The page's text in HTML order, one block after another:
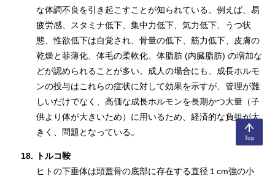
な体調不良を引き起こすことが知られている。例えば、易
疲労感、スタミナ低下、集中力低下、気力低下、うつ状
態、性欲低下は自覚され、骨量の低下、筋力低下、皮膚の
乾燥と菲薄化、体毛の柔軟化、体脂肪 (内臓脂肪) の増加な
どが認められることが多い。成人の場合にも、成長ホルモ
ンの投与はこれらの症状に対して効果を示すが、管理が難
しいだけでなく、高価な成長ホルモンを長期かつ大量（子
供より体が大きいため）に用いるため、経済的な負担が大
きく、問題となっている。
18.
トルコ鞍
ヒトの下垂体は頭蓋骨の底部に存在する直径１cm強の小
Top